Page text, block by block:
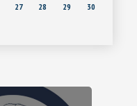
27 28 29
30